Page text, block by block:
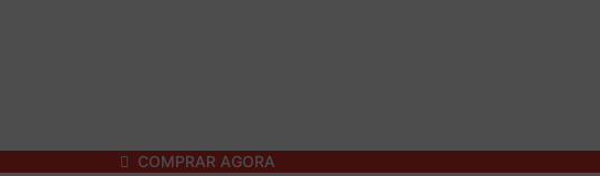
COMPRAR AGORA